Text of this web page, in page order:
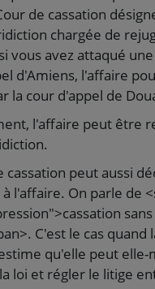
de cassation
chargée de
vous avez attaqué
d'Amiens, l'affaire
la cour d'appel de
l'affaire peut être
cassation peut aussi
l'affaire. On parle de
sans
C'est le cas quand
qu'elle peut elle-
loi et régler le litige